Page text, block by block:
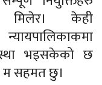
मिलेर। केही
भइसकेको छ
म सहमत छु।